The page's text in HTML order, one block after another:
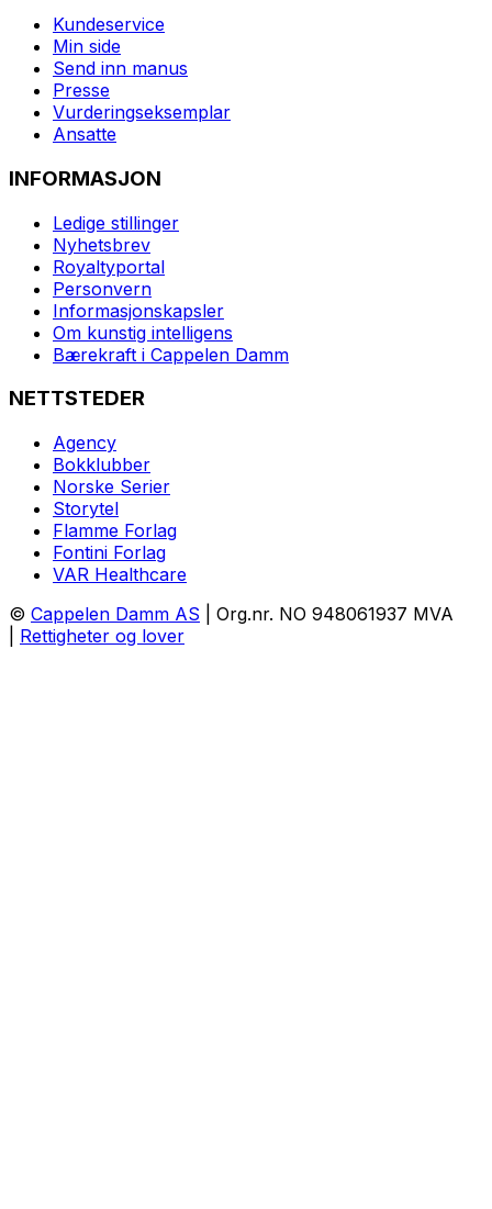
Kundeservice
Min side
Send inn manus
Presse
Vurderingseksemplar
Ansatte
INFORMASJON
Ledige stillinger
Nyhetsbrev
Royaltyportal
Personvern
Informasjonskapsler
Om kunstig intelligens
Bærekraft i Cappelen Damm
NETTSTEDER
Agency
Bokklubber
Norske Serier
Storytel
Flamme Forlag
Fontini Forlag
VAR Healthcare
© Cappelen Damm AS | Org.nr. NO 948061937 MVA
Rettigheter og lover